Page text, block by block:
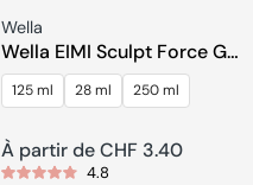
Fournisseur:
Wella
Wella EIMI Sculpt Force Gel
De Mousse
125 ml 28 ml 250 ml
Prix
À partir de CHF 3.40
4.8